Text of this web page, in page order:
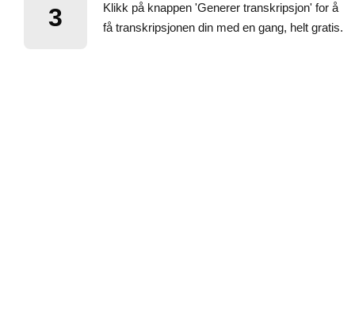
3
Klikk på knappen 'Generer transkripsjon' for å
få transkripsjonen din med en gang, helt gratis.